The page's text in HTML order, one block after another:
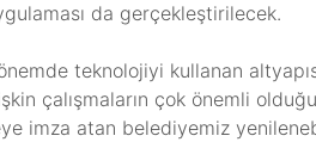
da gerçekleştirilecek.
teknolojiyi kullanan
çalışmaların çok önemli
imza atan belediyemiz